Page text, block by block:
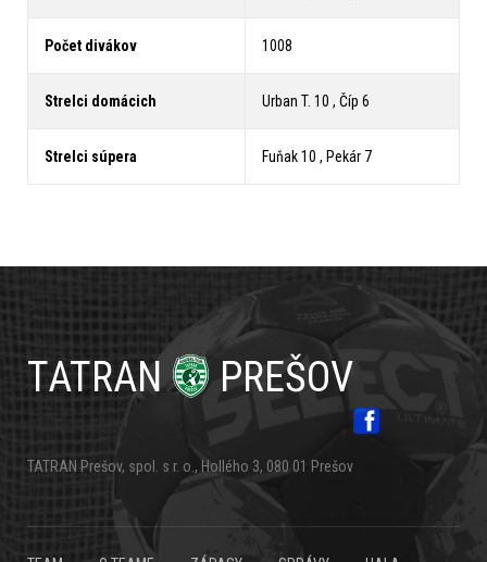
Počet divákov 1008
Strelci domácich Urban T. 10 , Číp 6
Strelci súpera Fuňak 10 , Pekár 7
TATRAN PREŠOV
TATRAN Prešov, spol. s r. o., Hollého 3, 080 01 Prešov